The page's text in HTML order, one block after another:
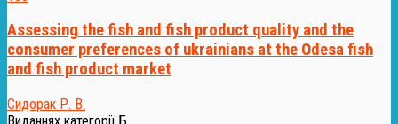
Assessing the fish and fish product quality and the
consumer preferences of ukrainians at the Odesa fish
and fish product market
Сидорак Р. В.